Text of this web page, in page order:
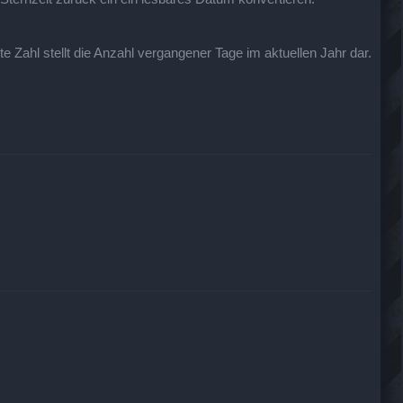
Zahl stellt die Anzahl vergangener Tage im aktuellen Jahr dar.